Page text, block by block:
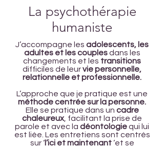
La psychothérapie
humaniste
J’accompagne les adolescents, les
adultes et les couplesdans les
changements et les transitions
difficiles de leurvie personnelle,
relationnelle et professionnelle.
L’approche que je pratique est une
méthode centrée sur la personne.
Elle se pratique dans un cadre
chaleureux, facilitant la prise de
parole et avec la déontologiequi lui
est liée. Les entretiens sont centrés
sur ‘l’ici et maintenant‘et se